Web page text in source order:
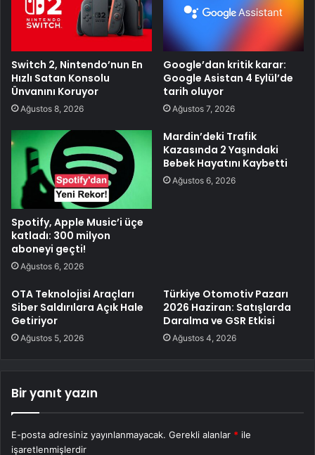
Switch 2, Nintendo’nun En
Hızlı Satan Konsolu
Ünvanını Koruyor
Ağustos 8, 2026
Google’dan kritik karar:
Google Asistan 4 Eylül’de
tarih oluyor
Ağustos 7, 2026
Spotify, Apple Music’i üçe
katladı: 300 milyon
aboneyi geçti!
Ağustos 6, 2026
Mardin’deki Trafik
Kazasında 2 Yaşındaki
Bebek Hayatını Kaybetti
Ağustos 6, 2026
OTA Teknolojisi Araçları
Siber Saldırılara Açık Hale
Getiriyor
Ağustos 5, 2026
Türkiye Otomotiv Pazarı
2026 Haziran: Satışlarda
Daralma ve GSR Etkisi
Ağustos 4, 2026
Bir yanıt yazın
E-posta adresiniz yayınlanmayacak. Gerekli alanlar * ile
işaretlenmişlerdir